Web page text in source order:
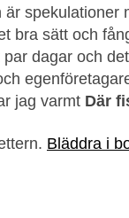
spekulationer
bra sätt och
dagar och
jag varmt Där
Bläddra i